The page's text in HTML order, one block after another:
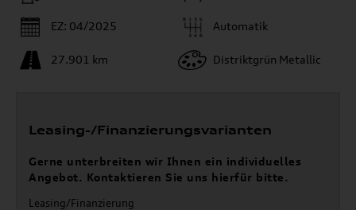
EZ: 04/2025
27.901 km
Automatik
Distriktgrün Metallic
Leasing-/Finanzierungsvarianten
Gerne unterbreiten wir Ihnen ein individuelles
Angebot. Kontaktieren Sie uns hierfür bitte.
Leasing/Finanzierung